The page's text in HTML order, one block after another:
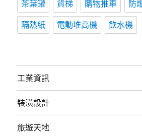
茶葉罐 貨梯 購物推車 防
隔熱紙 電動堆高機 飲水機
工業資訊
裝潢設計
旅遊天地